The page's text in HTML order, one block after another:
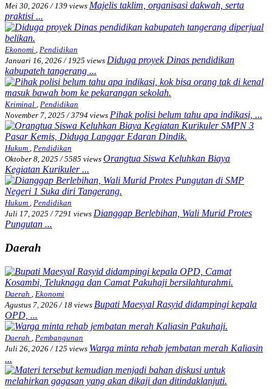
Mei 30, 2026 / 139 views Majelis taklim, organisasi dakwah, serta
praktisi ...
Ekonomi , Pendidikan
Januari 16, 2026 / 1925 views Diduga proyek Dinas pendidikan
kabupateh tangerang ...
Kriminal , Pendidikan
November 7, 2025 / 3794 views Pihak polisi belum tahu apa indikasi, ...
Hukum , Pendidikan
Oktober 8, 2025 / 5585 views Orangtua Siswa Keluhkan Biaya
Kegiatan Kurikuler ...
Hukum , Pendidikan
Juli 17, 2025 / 7291 views Dianggap Berlebihan, Wali Murid Protes
Pungutan ...
Daerah
Daerah
Ekonomi
Agustus 7, 2026 / 18 views Bupati Maesyal Rasyid didampingi kepala
OPD, ...
Daerah
Pembangunan
Juli 26, 2026 / 125 views Warga minta rehab jembatan merah Kaliasin
...